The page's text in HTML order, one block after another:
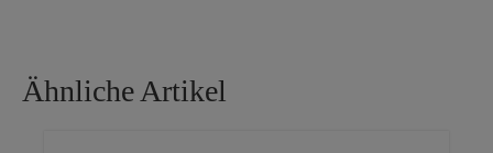
Ähnliche Artikel